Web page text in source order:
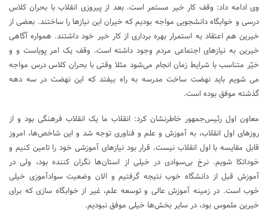
وی ادامه داد: وقف کار خیر مستمر است. بعد از پیروزی انقلاب با بحران کلاس
درسی و خوابگاه دانشجویی مواجه بودیم که خیران این نیازها را ساختند. بعضی از
خیرین هم اعتقاد به استمرار بهره برداری از کار خیر خود داشتند. همواره آگاهی
خیرین به نیازهای اجتماعی مردم وجود داشته است. وقف یک امر پویاست و و
خیّر متناسب با شرایط زمان انجام می‌شود مثلا وقتی با بحران کلاس درس مواجه
می شویم باید نهضت ساخت مدرسه به راه بیفتد که این نهضت در سه دهه
گذشته موفق بوده است.
معاون اول رئیس‌جمهور خاطرنشان کرد: انقلاب ما یک انقلاب فرهنگی بود و از
روزهای اول انقلاب، به آموزش و علم و فناوری توجه شد و این شاخص‌ها، امروز
قابل مقایسه با اول انقلاب نیست. قرار بود نیازهای آموزشی خود را تامین کنیم و
خوداتکا شویم. نرخ بی‌سوادی در خیلی از استان‌ها نگران کننده بود، ولی در
آموزش قبل از دانشگاه خوب نتیجه گرفتیم و الان وضعیت سوادآموزی خیلی
خوب است. در زمینه آموزش عالی و توسعه علم، غیر از خوابگاه سازی که برای
خیرین ملموس بود، در سایر بخش‌ها خیلی موفق نبودیم.